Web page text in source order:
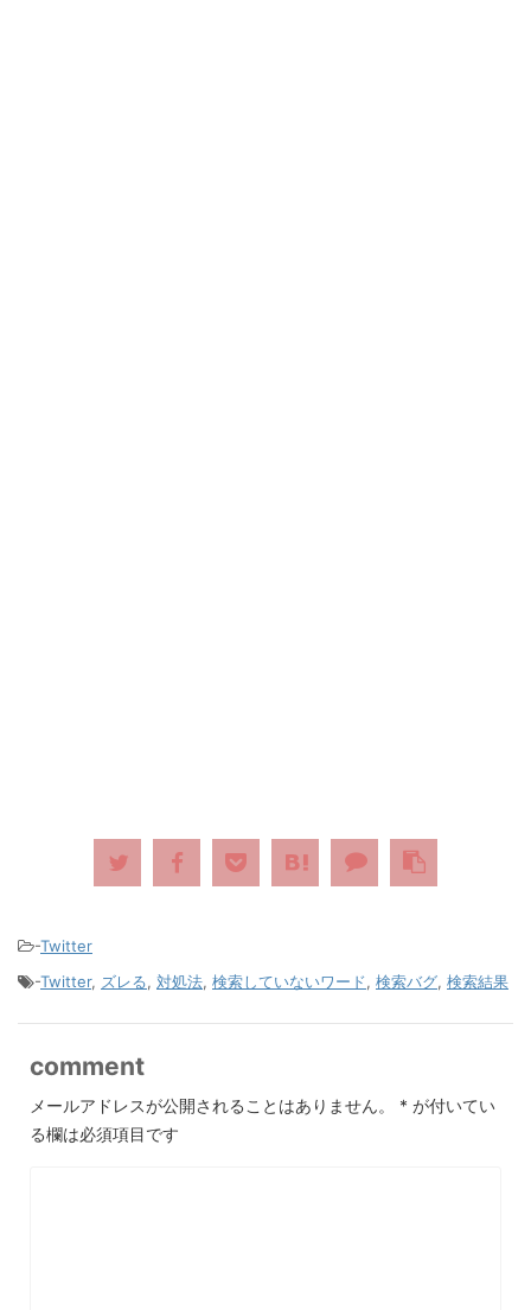
-Twitter
-Twitter, ズレる, 対処法, 検索していないワード, 検索バグ, 検索結果
comment
メールアドレスが公開されることはありません。 * が付いてい
る欄は必須項目です